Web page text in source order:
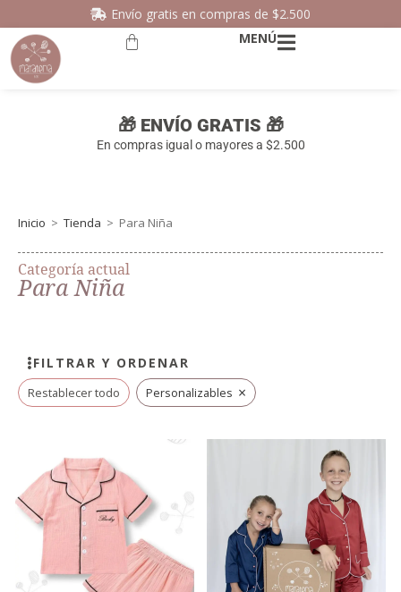
Envío gratis en compras de $2.500
MENÚ
🎁 ENVÍO GRATIS 🎁
En compras igual o mayores a $2.500
Inicio > Tienda > Para Niña
Categoría actual
Para Niña
FILTRAR Y ORDENAR
Restablecer todo Personalizables ×